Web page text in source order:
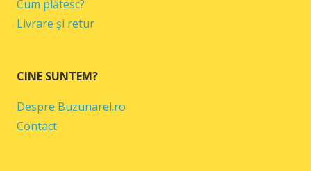
Cum plătesc?
Livrare și retur
CINE SUNTEM?
Despre Buzunarel.ro
Contact